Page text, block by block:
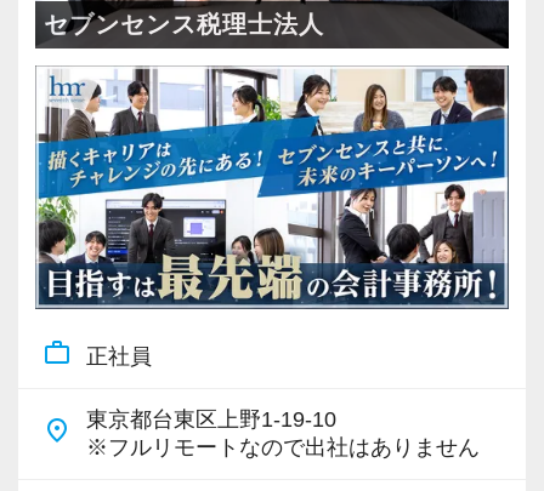
セブンセンス税理士法人
work_outline 正社員
place
東京都台東区上野1-19-10
※フルリモートなので出社はありません